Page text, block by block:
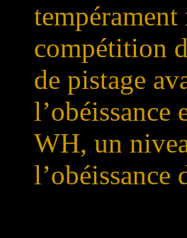
compétition
de pistage
WH, un
l’obéissance